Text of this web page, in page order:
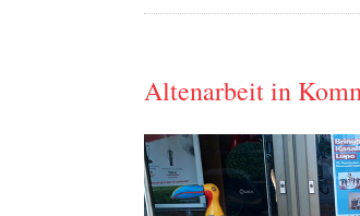
Altenarbeit in